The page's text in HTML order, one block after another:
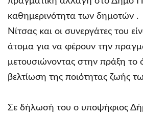
καθημερινότητα των δημοτών .
Νίτσας και οι συνεργάτες του
άτομα για να φέρουν την
μετουσιώνοντας στην πράξη το
βελτίωση της ποιότητας ζωής
Σε δήλωσή του ο υποψήφιος